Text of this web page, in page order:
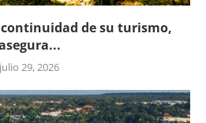
de su turismo,
julio 29, 2026